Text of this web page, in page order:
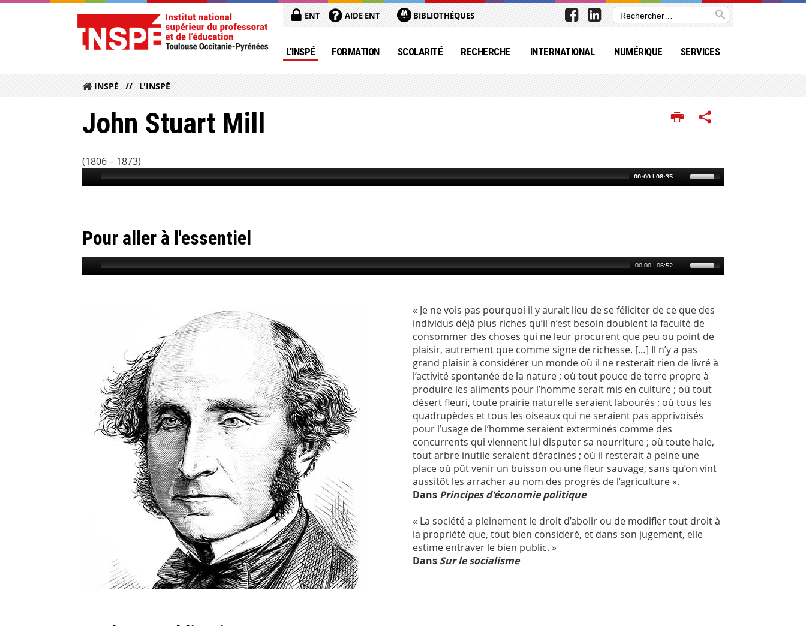
ENT AIDE ENT BIBLIOTHÈQUES
L'INSPÉ FORMATION SCOLARITÉ RECHERCHE INTERNATIONAL NUMÉRIQUE SERVICES
INSPÉ L'INSPÉ
John Stuart Mill
(1806 – 1873)
00:00 | 08:35
Pour aller à l'essentiel
00:00 | 06:52
« Je ne vois pas pourquoi il y aurait lieu de se féliciter de ce que des
individus déjà plus riches qu’il n’est besoin doublent la faculté de
consommer des choses qui ne leur procurent que peu ou point de
plaisir, autrement que comme signe de richesse. […] Il n’y a pas
grand plaisir à considérer un monde où il ne resterait rien de livré à
l’activité spontanée de la nature ; où tout pouce de terre propre à
produire les aliments pour l’homme serait mis en culture ; où tout
désert fleuri, toute prairie naturelle seraient labourés ; où tous les
quadrupèdes et tous les oiseaux qui ne seraient pas apprivoisés
pour l’usage de l’homme seraient exterminés comme des
concurrents qui viennent lui disputer sa nourriture ; où toute haie,
tout arbre inutile seraient déracinés ; où il resterait à peine une
place où pût venir un buisson ou une fleur sauvage, sans qu’on vint
aussitôt les arracher au nom des progrès de l’agriculture ».
Dans Principes d'économie politique
« La société a pleinement le droit d’abolir ou de modifier tout droit à
la propriété que, tout bien considéré, et dans son jugement, elle
estime entraver le bien public. »
Dans Sur le socialisme